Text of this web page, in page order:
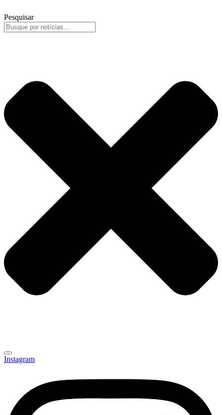
Pesquisar
Instagram